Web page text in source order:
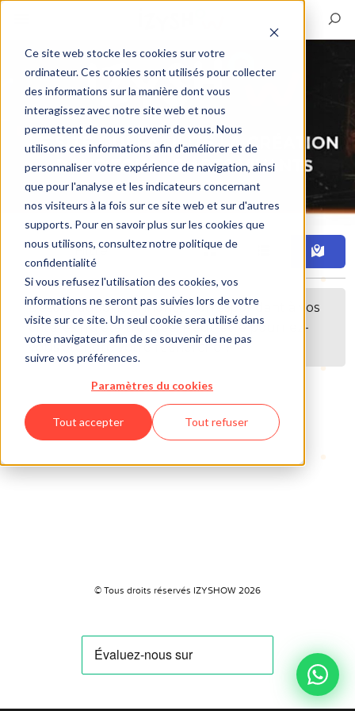
Ce site web stocke les cookies sur votre
ordinateur. Ces cookies sont utilisés pour collecter
des informations sur la manière dont vous
interagissez avec notre site web et nous
permettent de nous souvenir de vous. Nous
utilisons ces informations afin d'améliorer et de
personnaliser votre expérience de navigation, ainsi
que pour l'analyse et les indicateurs concernant
nos visiteurs à la fois sur ce site web et sur d'autres
supports. Pour en savoir plus sur les cookies que
nous utilisons, consultez notre politique de
confidentialité
Si vous refusez l'utilisation des cookies, vos
informations ne seront pas suivies lors de votre
visite sur ce site. Un seul cookie sera utilisé dans
votre navigateur afin de se souvenir de ne pas
suivre vos préférences.
Paramètres du cookies
Tout accepter Tout refuser
Filtre
Désolé, aucune annonce correspondant à vos
critères n'a été trouvée. Peut-être pourriez-
vous étendre votre recherche ?
© Tous droits réservés IZYSHOW 2026